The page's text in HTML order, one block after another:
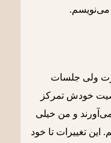
می‌نویسم.
ولی جلسات
خودش تمرکز
و من خیلی
این تغییرات تا خود